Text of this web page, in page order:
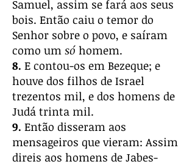
Samuel, assim se fará aos seus
bois. Então caiu o temor do
Senhor sobre o povo, e saíram
como um só homem.
8. E contou-os em Bezeque; e
houve dos filhos de Israel
trezentos mil, e dos homens de
Judá trinta mil.
9. Então disseram aos
mensageiros que vieram: Assim
direis aos homens de Jabes-